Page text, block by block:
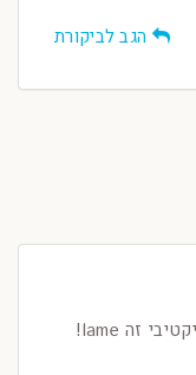
הגב לביקורת
לתת לעצמכם ביקורת מפרופיל פיקטיבי זה lame!